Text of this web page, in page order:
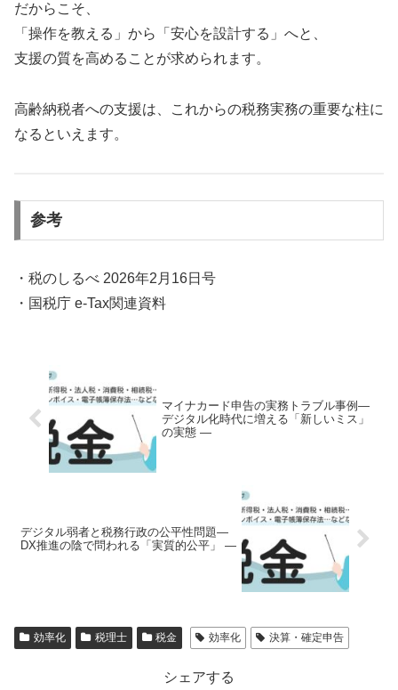
だからこそ、
「操作を教える」から「安心を設計する」へと、
支援の質を高めることが求められます。
高齢納税者への支援は、これからの税務実務の重要な柱に
なるといえます。
参考
・税のしるべ 2026年2月16日号
・国税庁 e-Tax関連資料
マイナカード申告の実務トラブル事例―
デジタル化時代に増える「新しいミス」
の実態 ―
デジタル弱者と税務行政の公平性問題―
DX推進の陰で問われる「実質的公平」 ―
効率化 税理士 税金 効率化 決算・確定申告
シェアする